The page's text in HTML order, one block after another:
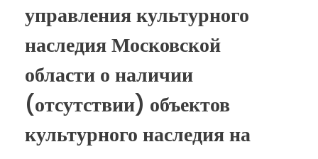
управления культурного
наследия Московской
области о наличии
(отсутствии) объектов
культурного наследия на